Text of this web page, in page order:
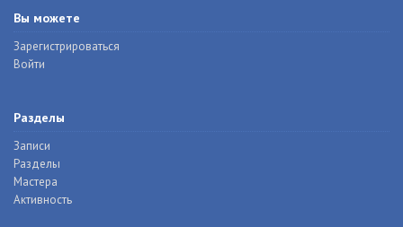
Вы можете
Зарегистрироваться
Войти
Разделы
Записи
Разделы
Мастера
Активность